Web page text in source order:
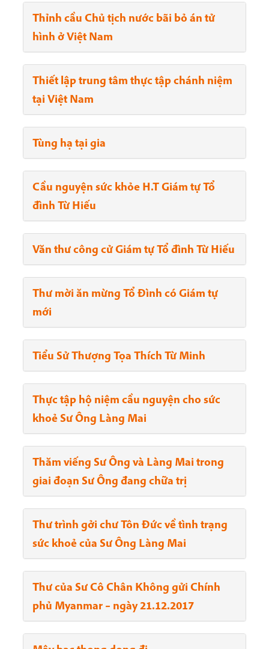
Thỉnh cầu Chủ tịch nước bãi bỏ án tử
hình ở Việt Nam
Thiết lập trung tâm thực tập chánh niệm
tại Việt Nam
Tùng hạ tại gia
Cầu nguyện sức khỏe H.T Giám tự Tổ
đình Từ Hiếu
Văn thư công cử Giám tự Tổ đình Từ Hiếu
Thư mời ăn mừng Tổ Đình có Giám tự
mới
Tiểu Sử Thượng Tọa Thích Từ Minh
Thực tập hộ niệm cầu nguyện cho sức
khoẻ Sư Ông Làng Mai
Thăm viếng Sư Ông và Làng Mai trong
giai đoạn Sư Ông đang chữa trị
Thư trình gởi chư Tôn Đức về tình trạng
sức khoẻ của Sư Ông Làng Mai
Thư của Sư Cô Chân Không gửi Chính
phủ Myanmar – ngày 21.12.2017